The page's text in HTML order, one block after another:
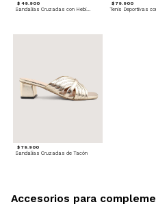
$ 49.900
Sandalias Cruzadas con Hebilla
$ 79.900
$ 79.900
Sandalias Cruzadas de Tacón
Accesorios para